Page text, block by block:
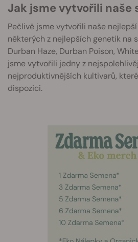
Jak jsme vytvořili naše
Pečlivě jsme vytvořili naše
některých z nejlepších genetik na
Durban Haze, Durban Poison,
jsme vytvořili jedny z
nejproduktivnějších kultivarů,
dispozici.